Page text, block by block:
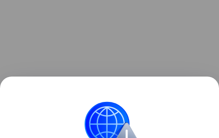
Что такое криптовалюта
В статье выясним, что такое криптовалюта, для чего
она нужна, как ее можно купить, хранить